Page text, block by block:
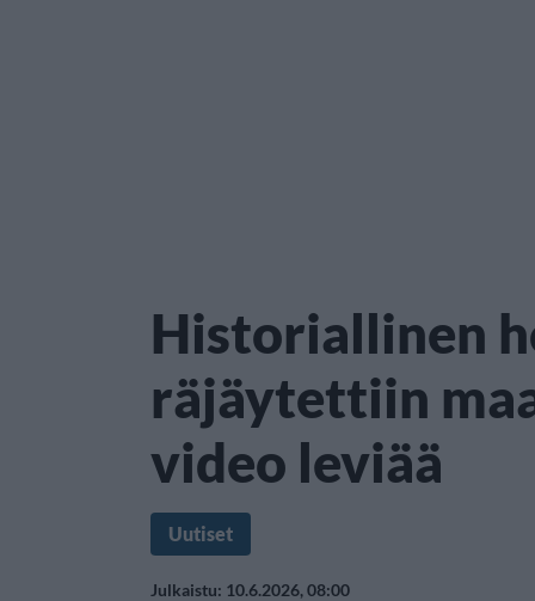
Historiallinen
räjäytettiin
video leviää
Uutiset
Julkaistu: 10.6.2026, 08:00